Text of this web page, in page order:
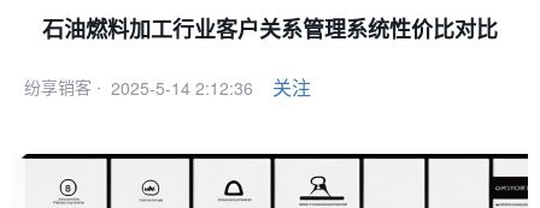
石油燃料加工行业客户关系管理系统性价比对比
纷享销客 · 2025-5-14 2:12:36 关注